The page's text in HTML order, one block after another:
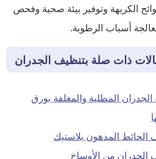
الكريهة وتوفير بيئة صحية وفحص
أسباب الرطوبة.
ذات صلة بتنظيف الجدران
المطلية والمغلفة بورق
المدهون بلاستيك
الجدران من الأوساخ